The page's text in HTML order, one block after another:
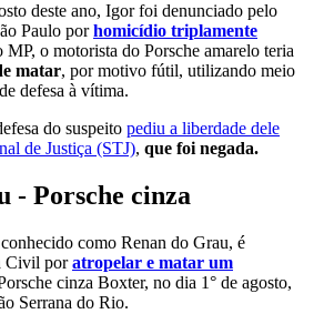
deste ano, Igor foi denunciado pelo
Paulo porhomicídio triplamente
MP, o motorista do Porsche amarelo teria
matar, por motivo fútil, utilizando meio
defesa à vítima.
do suspeito pediu a liberdade dele
de Justiça (STJ), que foi negada.
- Porsche cinza
como Renan do Grau, é
Civil poratropelar e matar um
cinza Boxter, no dia 1° de agosto,
Serrana do Rio.